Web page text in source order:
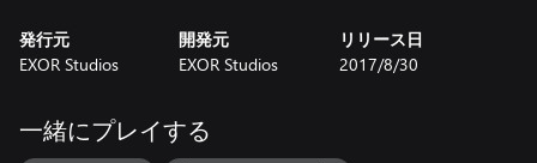
発行元
EXOR Studios
開発元
EXOR Studios
リリース日
2017/8/30
一緒にプレイする